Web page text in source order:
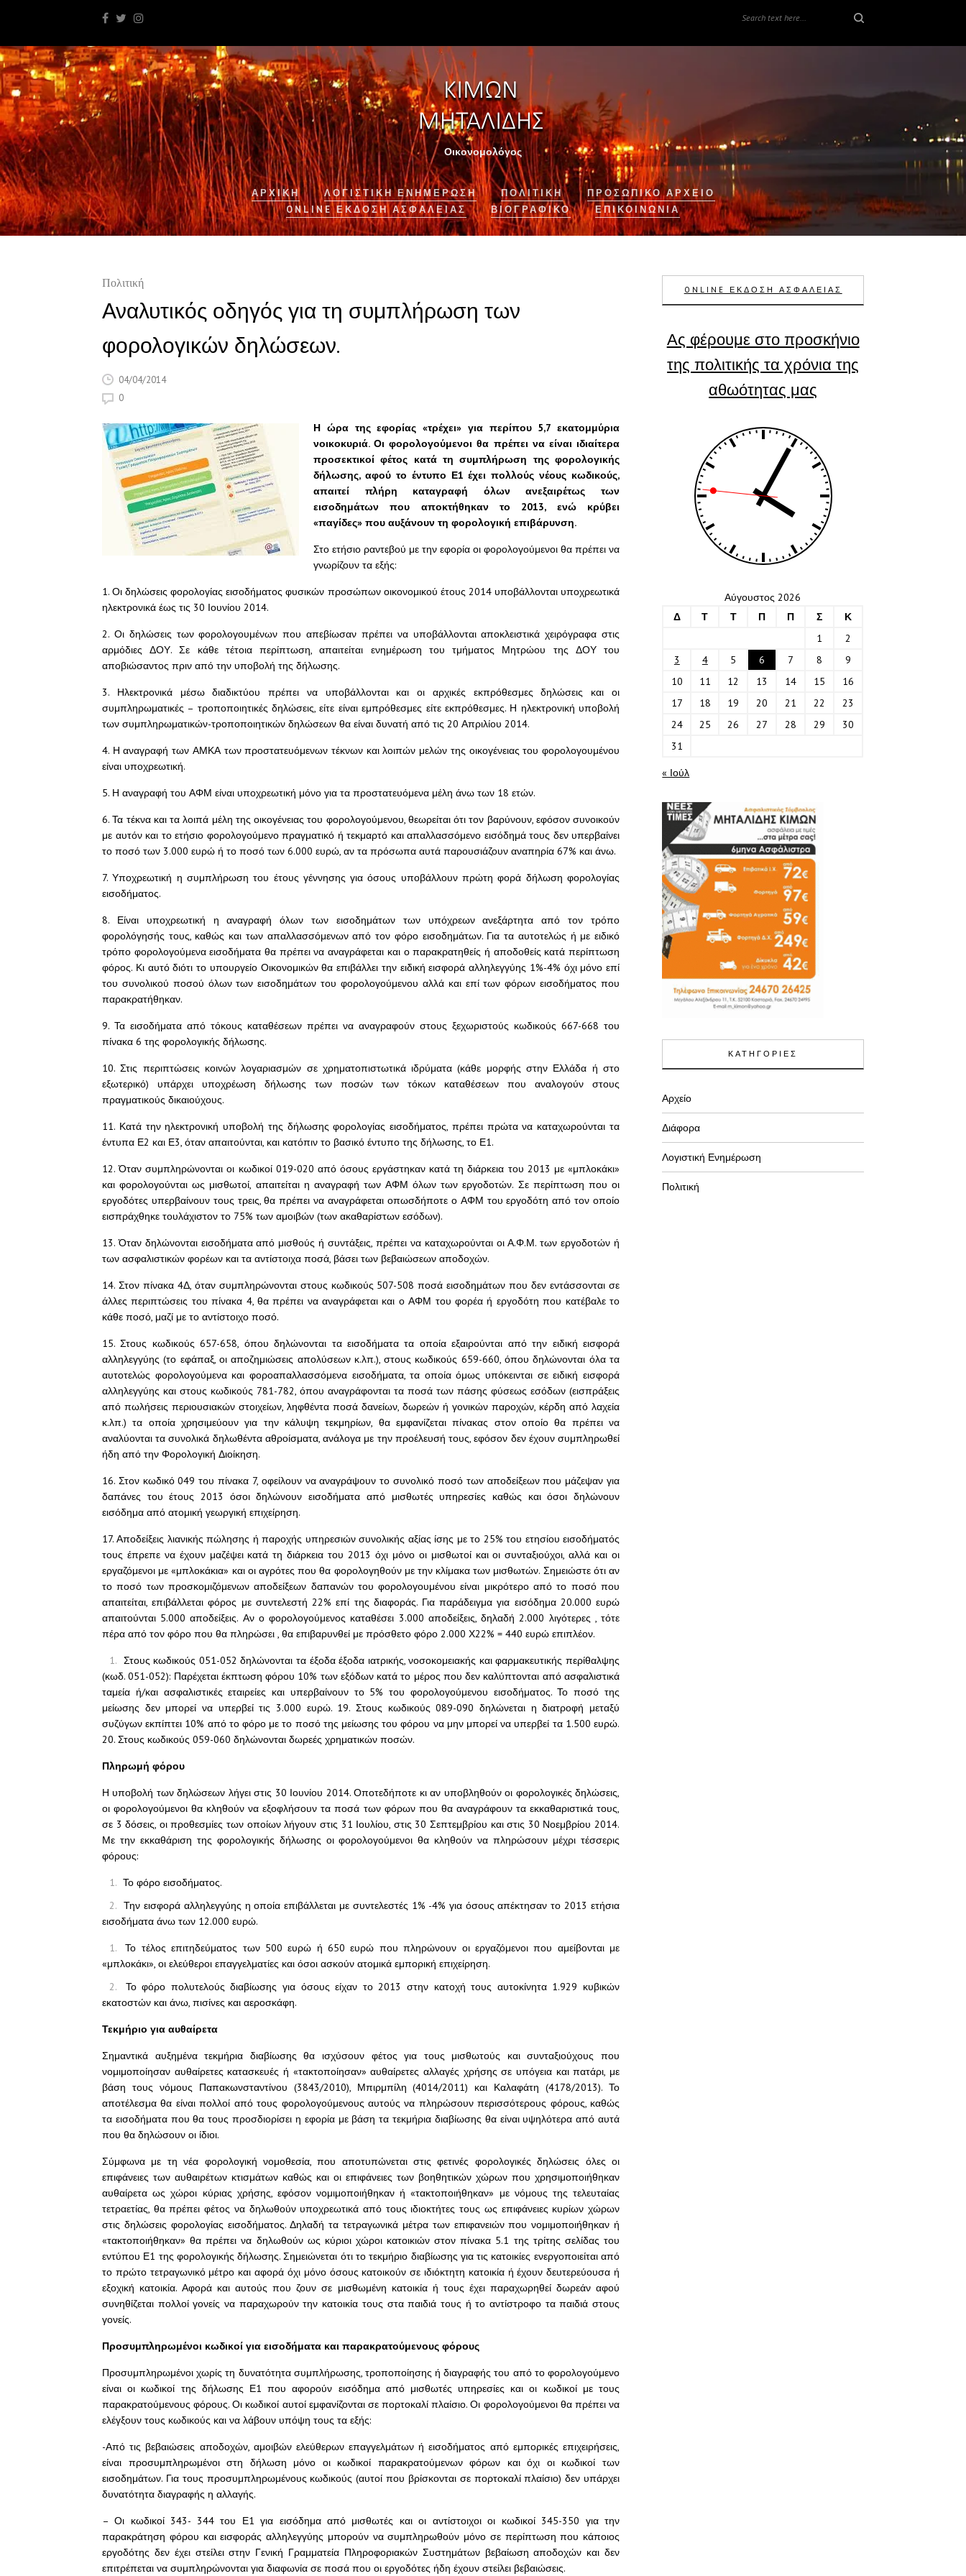
Οικονομολόγος
ΑΡΧΙΚΉ ΛΟΓΙΣΤΙΚΉ ΕΝΗΜΈΡΩΣΗ ΠΟΛΙΤΙΚΗ
ΠΡΟΣΩΠΙΚΟ ΑΡΧΕΙΟ
ONLINE ΈΚΔΟΣΗ ΑΣΦΆΛΕΙΑΣ
ΒΙΟΓΡΑΦΙΚΌ ΕΠΙΚΟΙΝΩΝΊΑ
Πολιτική
Αναλυτικός οδηγός για τη συμπλήρωση των
φορολογικών δηλώσεων.
04/04/2014
0
Η ώρα της εφορίας «τρέχει» για περίπου 5,7 εκατομμύρια
νοικοκυριά. Οι φορολογούμενοι θα πρέπει να είναι ιδιαίτερα
προσεκτικοί φέτος κατά τη συμπλήρωση της φορολογικής
δήλωσης, αφού το έντυπο Ε1 έχει πολλούς νέους κωδικούς,
απαιτεί πλήρη καταγραφή όλων ανεξαιρέτως των
εισοδημάτων που αποκτήθηκαν το 2013, ενώ κρύβει
«παγίδες» που αυξάνουν τη φορολογική επιβάρυνση.
Στο ετήσιο ραντεβού με την εφορία οι φορολογούμενοι θα πρέπει να
γνωρίζουν τα εξής:
1. Οι δηλώσεις φορολογίας εισοδήματος φυσικών προσώπων οικονομικού έτους 2014 υποβάλλονται υποχρεωτικά
ηλεκτρονικά έως τις 30 Ιουνίου 2014.
2. Οι δηλώσεις των φορολογουμένων που απεβίωσαν πρέπει να υποβάλλονται αποκλειστικά χειρόγραφα στις
αρμόδιες ΔΟΥ. Σε κάθε τέτοια περίπτωση, απαιτείται ενημέρωση του τμήματος Μητρώου της ΔΟΥ του
αποβιώσαντος πριν από την υποβολή της δήλωσης.
3. Ηλεκτρονικά μέσω διαδικτύου πρέπει να υποβάλλονται και οι αρχικές εκπρόθεσμες δηλώσεις και οι
συμπληρωματικές – τροποποιητικές δηλώσεις, είτε είναι εμπρόθεσμες είτε εκπρόθεσμες. Η ηλεκτρονική υποβολή
των συμπληρωματικών-τροποποιητικών δηλώσεων θα είναι δυνατή από τις 20 Απριλίου 2014.
4. Η αναγραφή των ΑΜΚΑ των προστατευόμενων τέκνων και λοιπών μελών της οικογένειας του φορολογουμένου
είναι υποχρεωτική.
5. Η αναγραφή του ΑΦΜ είναι υποχρεωτική μόνο για τα προστατευόμενα μέλη άνω των 18 ετών.
6. Τα τέκνα και τα λοιπά μέλη της οικογένειας του φορολογούμενου, θεωρείται ότι τον βαρύνουν, εφόσον συνοικούν
με αυτόν και το ετήσιο φορολογούμενο πραγματικό ή τεκμαρτό και απαλλασσόμενο εισόδημά τους δεν υπερβαίνει
το ποσό των 3.000 ευρώ ή το ποσό των 6.000 ευρώ, αν τα πρόσωπα αυτά παρουσιάζουν αναπηρία 67% και άνω.
7. Υποχρεωτική η συμπλήρωση του έτους γέννησης για όσους υποβάλλουν πρώτη φορά δήλωση φορολογίας
εισοδήματος.
8. Είναι υποχρεωτική η αναγραφή όλων των εισοδημάτων των υπόχρεων ανεξάρτητα από τον τρόπο
φορολόγησής τους, καθώς και των απαλλασσόμενων από τον φόρο εισοδημάτων. Για τα αυτοτελώς ή με ειδικό
τρόπο φορολογούμενα εισοδήματα θα πρέπει να αναγράφεται και ο παρακρατηθείς ή αποδοθείς κατά περίπτωση
φόρος. Κι αυτό διότι το υπουργείο Οικονομικών θα επιβάλλει την ειδική εισφορά αλληλεγγύης 1%-4% όχι μόνο επί
του συνολικού ποσού όλων των εισοδημάτων του φορολογούμενου αλλά και επί των φόρων εισοδήματος που
παρακρατήθηκαν.
9. Τα εισοδήματα από τόκους καταθέσεων πρέπει να αναγραφούν στους ξεχωριστούς κωδικούς 667-668 του
πίνακα 6 της φορολογικής δήλωσης.
10. Στις περιπτώσεις κοινών λογαριασμών σε χρηματοπιστωτικά ιδρύματα (κάθε μορφής στην Ελλάδα ή στο
εξωτερικό) υπάρχει υποχρέωση δήλωσης των ποσών των τόκων καταθέσεων που αναλογούν στους
πραγματικούς δικαιούχους.
11. Κατά την ηλεκτρονική υποβολή της δήλωσης φορολογίας εισοδήματος, πρέπει πρώτα να καταχωρούνται τα
έντυπα Ε2 και Ε3, όταν απαιτούνται, και κατόπιν το βασικό έντυπο της δήλωσης, το Ε1.
12. Όταν συμπληρώνονται οι κωδικοί 019-020 από όσους εργάστηκαν κατά τη διάρκεια του 2013 με «μπλοκάκι»
και φορολογούνται ως μισθωτοί, απαιτείται η αναγραφή των ΑΦΜ όλων των εργοδοτών. Σε περίπτωση που οι
εργοδότες υπερβαίνουν τους τρεις, θα πρέπει να αναγράφεται οπωσδήποτε ο ΑΦΜ του εργοδότη από τον οποίο
εισπράχθηκε τουλάχιστον το 75% των αμοιβών (των ακαθαρίστων εσόδων).
13. Όταν δηλώνονται εισοδήματα από μισθούς ή συντάξεις, πρέπει να καταχωρούνται οι Α.Φ.Μ. των εργοδοτών ή
των ασφαλιστικών φορέων και τα αντίστοιχα ποσά, βάσει των βεβαιώσεων αποδοχών.
14. Στον πίνακα 4Δ, όταν συμπληρώνονται στους κωδικούς 507-508 ποσά εισοδημάτων που δεν εντάσσονται σε
άλλες περιπτώσεις του πίνακα 4, θα πρέπει να αναγράφεται και ο ΑΦΜ του φορέα ή εργοδότη που κατέβαλε το
κάθε ποσό, μαζί με το αντίστοιχο ποσό.
15. Στους κωδικούς 657-658, όπου δηλώνονται τα εισοδήματα τα οποία εξαιρούνται από την ειδική εισφορά
αλληλεγγύης (το εφάπαξ, οι αποζημιώσεις απολύσεων κ.λπ.), στους κωδικούς 659-660, όπου δηλώνονται όλα τα
αυτοτελώς φορολογούμενα και φοροαπαλλασσόμενα εισοδήματα, τα οποία όμως υπόκεινται σε ειδική εισφορά
αλληλεγγύης και στους κωδικούς 781-782, όπου αναγράφονται τα ποσά των πάσης φύσεως εσόδων (εισπράξεις
από πωλήσεις περιουσιακών στοιχείων, ληφθέντα ποσά δανείων, δωρεών ή γονικών παροχών, κέρδη από λαχεία
κ.λπ.) τα οποία χρησιμεύουν για την κάλυψη τεκμηρίων, θα εμφανίζεται πίνακας στον οποίο θα πρέπει να
αναλύονται τα συνολικά δηλωθέντα αθροίσματα, ανάλογα με την προέλευσή τους, εφόσον δεν έχουν συμπληρωθεί
ήδη από την Φορολογική Διοίκηση.
16. Στον κωδικό 049 του πίνακα 7, οφείλουν να αναγράψουν το συνολικό ποσό των αποδείξεων που μάζεψαν για
δαπάνες του έτους 2013 όσοι δηλώνουν εισοδήματα από μισθωτές υπηρεσίες καθώς και όσοι δηλώνουν
εισόδημα από ατομική γεωργική επιχείρηση.
17. Αποδείξεις λιανικής πώλησης ή παροχής υπηρεσιών συνολικής αξίας ίσης με το 25% του ετησίου εισοδήματός
τους έπρεπε να έχουν μαζέψει κατά τη διάρκεια του 2013 όχι μόνο οι μισθωτοί και οι συνταξιούχοι, αλλά και οι
εργαζόμενοι με «μπλοκάκια» και οι αγρότες που θα φορολογηθούν με την κλίμακα των μισθωτών. Σημειώστε ότι αν
το ποσό των προσκομιζόμενων αποδείξεων δαπανών του φορολογουμένου είναι μικρότερο από το ποσό που
απαιτείται, επιβάλλεται φόρος με συντελεστή 22% επί της διαφοράς. Για παράδειγμα για εισόδημα 20.000 ευρώ
απαιτούνται 5.000 αποδείξεις. Αν ο φορολογούμενος καταθέσει 3.000 αποδείξεις, δηλαδή 2.000 λιγότερες , τότε
πέρα από τον φόρο που θα πληρώσει , θα επιβαρυνθεί με πρόσθετο φόρο 2.000 Χ22% = 440 ευρώ επιπλέον.
Στους κωδικούς 051-052 δηλώνονται τα έξοδα έξοδα ιατρικής, νοσοκομειακής και φαρμακευτικής περίθαλψης
(κωδ. 051-052): Παρέχεται έκπτωση φόρου 10% των εξόδων κατά το μέρος που δεν καλύπτονται από ασφαλιστικά
ταμεία ή/και ασφαλιστικές εταιρείες και υπερβαίνουν το 5% του φορολογούμενου εισοδήματος. Το ποσό της
μείωσης δεν μπορεί να υπερβεί τις 3.000 ευρώ. 19. Στους κωδικούς 089-090 δηλώνεται η διατροφή μεταξύ
συζύγων εκπίπτει 10% από το φόρο με το ποσό της μείωσης του φόρου να μην μπορεί να υπερβεί τα 1.500 ευρώ.
20. Στους κωδικούς 059-060 δηλώνονται δωρεές χρηματικών ποσών.
Πληρωμή φόρου
Η υποβολή των δηλώσεων λήγει στις 30 Ιουνίου 2014. Οποτεδήποτε κι αν υποβληθούν οι φορολογικές δηλώσεις,
οι φορολογούμενοι θα κληθούν να εξοφλήσουν τα ποσά των φόρων που θα αναγράφουν τα εκκαθαριστικά τους,
σε 3 δόσεις, οι προθεσμίες των οποίων λήγουν στις 31 Ιουλίου, στις 30 Σεπτεμβρίου και στις 30 Νοεμβρίου 2014.
Με την εκκαθάριση της φορολογικής δήλωσης οι φορολογούμενοι θα κληθούν να πληρώσουν μέχρι τέσσερις
φόρους:
Το φόρο εισοδήματος.
Την εισφορά αλληλεγγύης η οποία επιβάλλεται με συντελεστές 1% -4% για όσους απέκτησαν το 2013 ετήσια
εισοδήματα άνω των 12.000 ευρώ.
Το τέλος επιτηδεύματος των 500 ευρώ ή 650 ευρώ που πληρώνουν οι εργαζόμενοι που αμείβονται με
«μπλοκάκι», οι ελεύθεροι επαγγελματίες και όσοι ασκούν ατομικά εμπορική επιχείρηση.
Το φόρο πολυτελούς διαβίωσης για όσους είχαν το 2013 στην κατοχή τους αυτοκίνητα 1.929 κυβικών
εκατοστών και άνω, πισίνες και αεροσκάφη.
Τεκμήριο για αυθαίρετα
Σημαντικά αυξημένα τεκμήρια διαβίωσης θα ισχύσουν φέτος για τους μισθωτούς και συνταξιούχους που
νομιμοποίησαν αυθαίρετες κατασκευές ή «τακτοποίησαν» αυθαίρετες αλλαγές χρήσης σε υπόγεια και πατάρι, με
βάση τους νόμους Παπακωνσταντίνου (3843/2010), Μπιρμπίλη (4014/2011) και Καλαφάτη (4178/2013). Το
αποτέλεσμα θα είναι πολλοί από τους φορολογούμενους αυτούς να πληρώσουν περισσότερους φόρους, καθώς
τα εισοδήματα που θα τους προσδιορίσει η εφορία με βάση τα τεκμήρια διαβίωσης θα είναι υψηλότερα από αυτά
που θα δηλώσουν οι ίδιοι.
Σύμφωνα με τη νέα φορολογική νομοθεσία, που αποτυπώνεται στις φετινές φορολογικές δηλώσεις όλες οι
επιφάνειες των αυθαιρέτων κτισμάτων καθώς και οι επιφάνειες των βοηθητικών χώρων που χρησιμοποιήθηκαν
αυθαίρετα ως χώροι κύριας χρήσης, εφόσον νομιμοποιήθηκαν ή «τακτοποιήθηκαν» με νόμους της τελευταίας
τετραετίας, θα πρέπει φέτος να δηλωθούν υποχρεωτικά από τους ιδιοκτήτες τους ως επιφάνειες κυρίων χώρων
στις δηλώσεις φορολογίας εισοδήματος. Δηλαδή τα τετραγωνικά μέτρα των επιφανειών που νομιμοποιήθηκαν ή
«τακτοποιήθηκαν» θα πρέπει να δηλωθούν ως κύριοι χώροι κατοικιών στον πίνακα 5.1 της τρίτης σελίδας του
εντύπου Ε1 της φορολογικής δήλωσης. Σημειώνεται ότι το τεκμήριο διαβίωσης για τις κατοικίες ενεργοποιείται από
το πρώτο τετραγωνικό μέτρο και αφορά όχι μόνο όσους κατοικούν σε ιδιόκτητη κατοικία ή έχουν δευτερεύουσα ή
εξοχική κατοικία. Αφορά και αυτούς που ζουν σε μισθωμένη κατοικία ή τους έχει παραχωρηθεί δωρεάν αφού
συνηθίζεται πολλοί γονείς να παραχωρούν την κατοικία τους στα παιδιά τους ή το αντίστροφο τα παιδιά στους
γονείς.
Προσυμπληρωμένοι κωδικοί για εισοδήματα και παρακρατούμενους φόρους
Προσυμπληρωμένοι χωρίς τη δυνατότητα συμπλήρωσης, τροποποίησης ή διαγραφής του από το φορολογούμενο
είναι οι κωδικοί της δήλωσης Ε1 που αφορούν εισόδημα από μισθωτές υπηρεσίες και οι κωδικοί με τους
παρακρατούμενους φόρους. Οι κωδικοί αυτοί εμφανίζονται σε πορτοκαλί πλαίσιο. Οι φορολογούμενοι θα πρέπει να
ελέγξουν τους κωδικούς και να λάβουν υπόψη τους τα εξής:
-Από τις βεβαιώσεις αποδοχών, αμοιβών ελεύθερων επαγγελμάτων ή εισοδήματος από εμπορικές επιχειρήσεις,
είναι προσυμπληρωμένοι στη δήλωση μόνο οι κωδικοί παρακρατούμενων φόρων και όχι οι κωδικοί των
εισοδημάτων. Για τους προσυμπληρωμένους κωδικούς (αυτοί που βρίσκονται σε πορτοκαλί πλαίσιο) δεν υπάρχει
δυνατότητα διαγραφής η αλλαγής.
– Οι κωδικοί 343- 344 του Ε1 για εισόδημα από μισθωτές και οι αντίστοιχοι οι κωδικοί 345-350 για την
παρακράτηση φόρου και εισφοράς αλληλεγγύης μπορούν να συμπληρωθούν μόνο σε περίπτωση που κάποιος
εργοδότης δεν έχει στείλει στην Γενική Γραμματεία Πληροφοριακών Συστημάτων βεβαίωση αποδοχών και δεν
επιτρέπεται να συμπληρώνονται για διαφωνία σε ποσά που οι εργοδότες ήδη έχουν στείλει βεβαιώσεις.
ONLINE ΕΚΔΟΣΗ ΑΣΦΑΛΕΙΑΣ
Ας φέρουμε στο προσκήνιο
της πολιτικής τα χρόνια της
αθωότητας μας
Αύγουστος 2026
Δ
Τ Τ Π Π Σ
Κ
1
2
3
4 5 6 7 8
9
10
11 12 13 14 15
16
17
18 19 20 21 22
23
24
25 26 27 28 29
30
31
« Ιούλ
ΚΑΤΗΓΟΡΙΕΣ
Αρχείο
Διάφορα
Λογιστική Ενημέρωση
Πολιτική